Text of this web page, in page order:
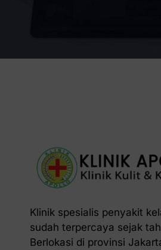
Klinik spesialis penyakit
sudah terpercaya sejak
Berlokasi di provinsi